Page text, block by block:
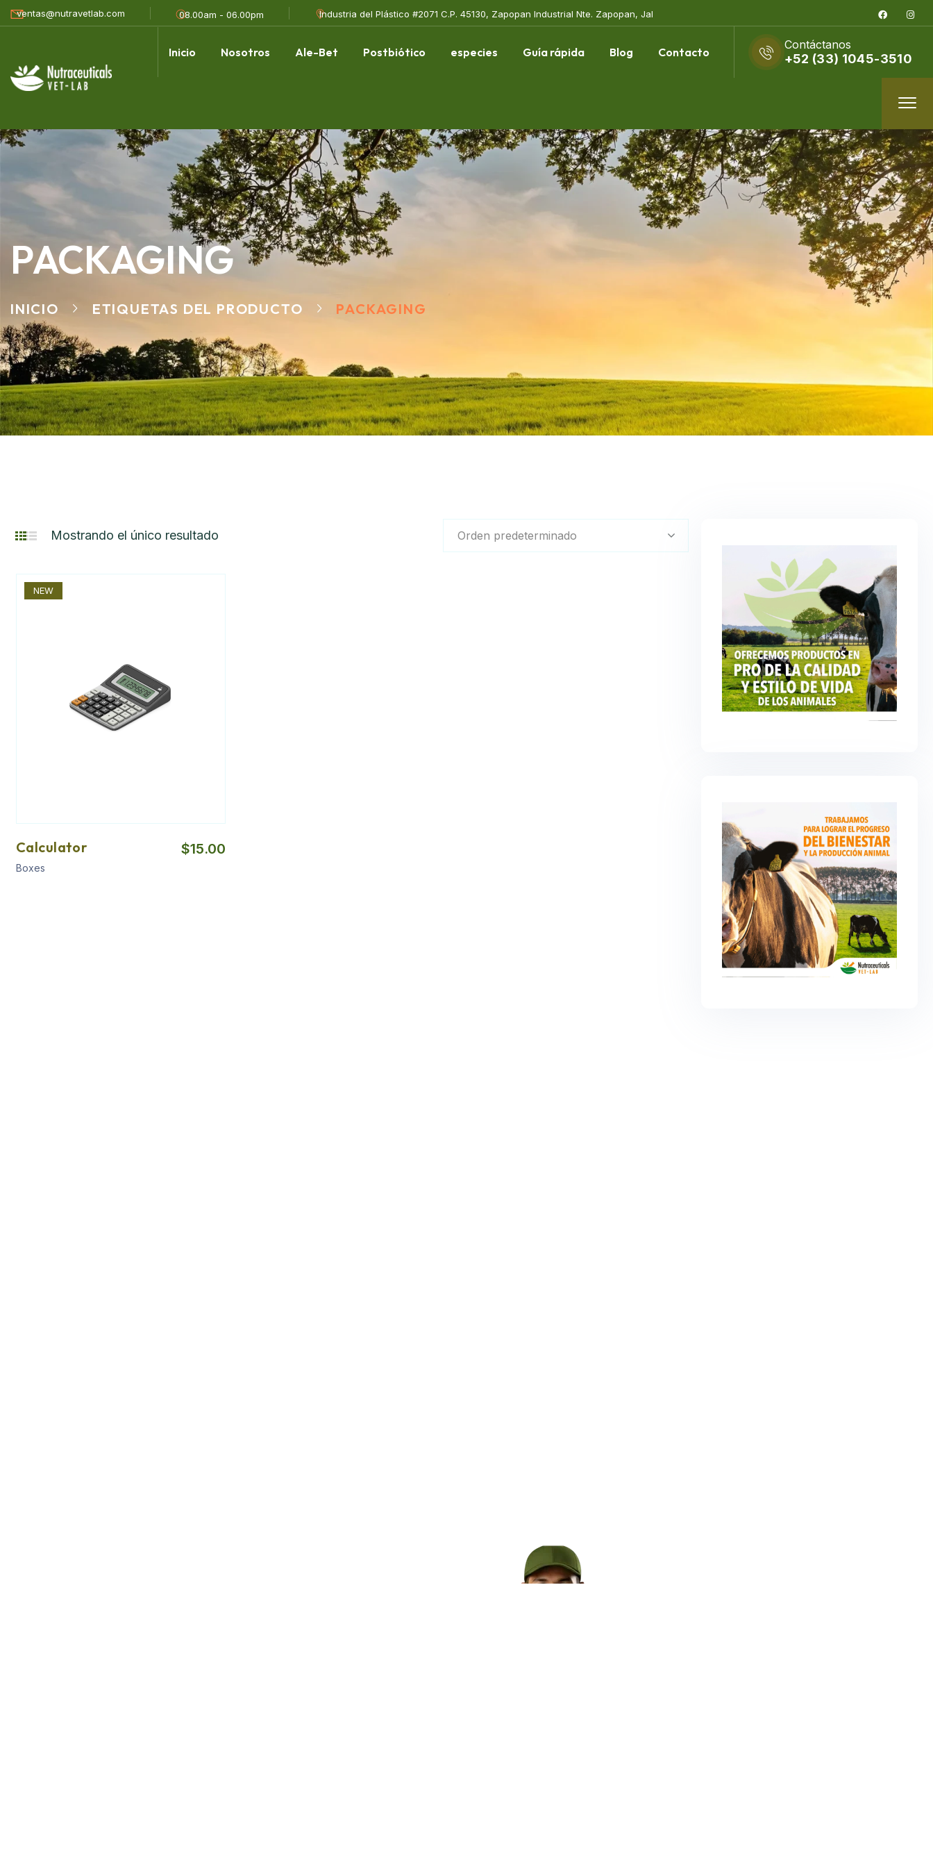
ventas@nutravetlab.com 08.00am - 06.00pm Industria del Plástico #2071 C.P. 45130, Zapopan Industrial Nte. Zapopan, Jal
Inicio Nosotros Ale-Bet Postbiótico especies Guía rápida Blog Contacto
Contáctanos
+52 (33) 1045-3510
PACKAGING
INICIO ETIQUETAS DEL PRODUCTO PACKAGING
Mostrando el único resultado Orden predeterminado
NEW
Calculator
Boxes
$15.00